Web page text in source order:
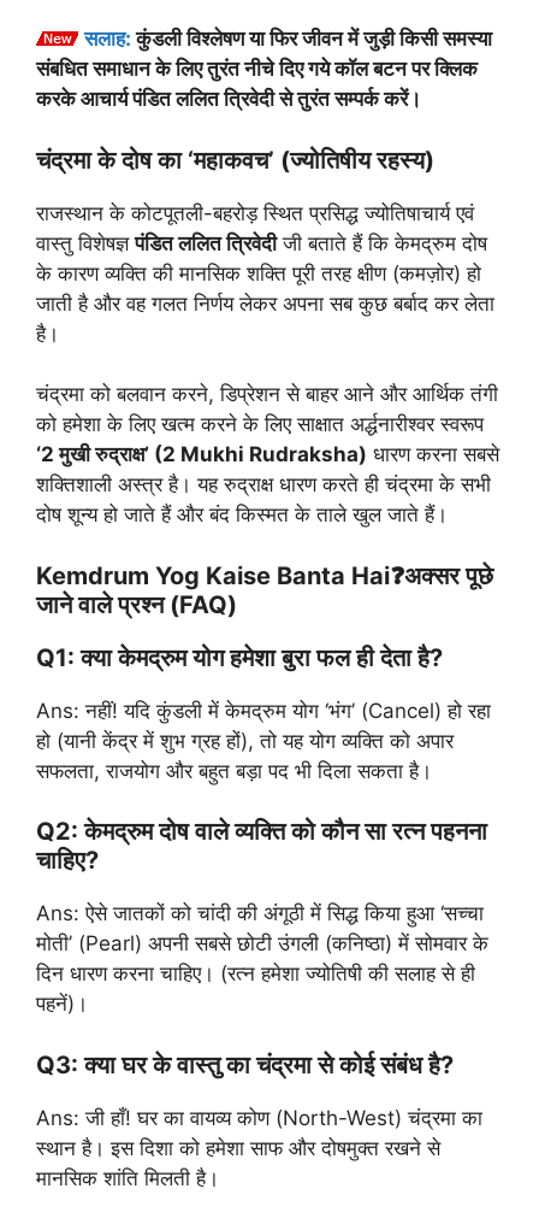
सलाह: कुंडली विश्लेषण या फिर जीवन में जुड़ी किसी समस्या
संबधित समाधान के लिए तुरंत नीचे दिए गये कॉल बटन पर क्लिक
करके आचार्य पंडित ललित त्रिवेदी से तुरंत सम्पर्क करें।
चंद्रमा के दोष का ‘महाकवच’ (ज्योतिषीय रहस्य)
राजस्थान के कोटपूतली-बहरोड़ स्थित प्रसिद्ध ज्योतिषाचार्य एवं
वास्तु विशेषज्ञपंडित ललित त्रिवेदीजी बताते हैं कि केमद्रुम दोष
के कारण व्यक्ति की मानसिक शक्ति पूरी तरह क्षीण (कमज़ोर) हो
जाती है और वह गलत निर्णय लेकर अपना सब कुछ बर्बाद कर लेता
है।
चंद्रमा को बलवान करने, डिप्रेशन से बाहर आने और आर्थिक तंगी
को हमेशा के लिए खत्म करने के लिए साक्षात अर्द्धनारीश्वर स्वरूप
‘2 मुखी रुद्राक्ष’ (2 Mukhi Rudraksha) धारण करना सबसे
शक्तिशाली अस्त्र है। यह रुद्राक्ष धारण करते ही चंद्रमा के सभी
दोष शून्य हो जाते हैं और बंद किस्मत के ताले खुल जाते हैं।
Kemdrum Yog Kaise Banta Hai❓अक्सर पूछे
जाने वाले प्रश्न (FAQ)
Q1: क्या केमद्रुम योग हमेशा बुरा फल ही देता है?
Ans: नहीं! यदि कुंडली में केमद्रुम योग ‘भंग’ (Cancel) हो रहा
हो (यानी केंद्र में शुभ ग्रह हों), तो यह योग व्यक्ति को अपार
सफलता, राजयोग और बहुत बड़ा पद भी दिला सकता है।
Q2: केमद्रुम दोष वाले व्यक्ति को कौन सा रत्न पहनना
चाहिए?
Ans: ऐसे जातकों को चांदी की अंगूठी में सिद्ध किया हुआ ‘सच्चा
मोती’ (Pearl) अपनी सबसे छोटी उंगली (कनिष्ठा) में सोमवार के
दिन धारण करना चाहिए। (रत्न हमेशा ज्योतिषी की सलाह से ही
पहनें)।
Q3: क्या घर के वास्तु का चंद्रमा से कोई संबंध है?
Ans: जी हाँ! घर का वायव्य कोण (North-West) चंद्रमा का
स्थान है। इस दिशा को हमेशा साफ और दोषमुक्त रखने से
मानसिक शांति मिलती है।